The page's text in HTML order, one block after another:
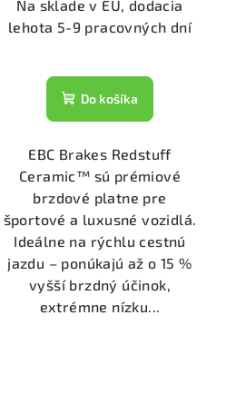
Na sklade v EU, dodacia
lehota 5-9 pracovných dní
Do košíka
EBC Brakes Redstuff
Ceramic™ sú prémiové
brzdové platne pre
športové a luxusné vozidlá.
Ideálne na rýchlu cestnú
jazdu – ponúkajú až o 15 %
vyšší brzdný účinok,
extrémne nízku...